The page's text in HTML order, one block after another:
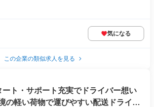
気になる
この企業の類似求人を見る
ト・サポート充実でドライバー想い
の軽い荷物で運びやすい配送ドライバ